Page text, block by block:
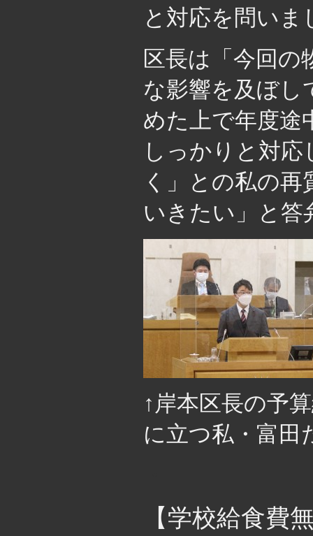
と対応を問いま
区長は「今回の
な影響を及ぼし
めた上で年度途
しっかりと対
く」との私の
いきたい」と答
↑岸本区長の予
に立つ私・富田
【学校給食費